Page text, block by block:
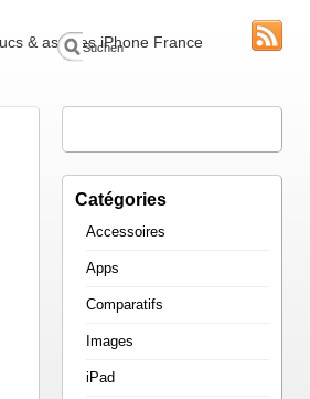
& astuces iPhone France
Catégories
Accessoires
Apps
Comparatifs
Images
iPad